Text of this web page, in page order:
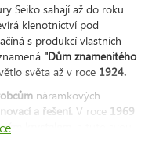
Seiko sahají až do roku
klenotnictví pod
s produkcí vlastních
"Dům znamenitého
světa až v roce 1924.
náramkových
a řešení. V roce 1969
krystalem